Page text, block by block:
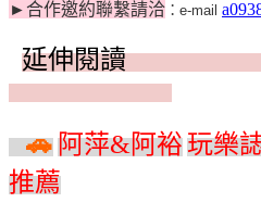
►合作邀約聯繫請洽 ： e-mail
延伸
🚗阿萍&阿裕玩樂
推薦